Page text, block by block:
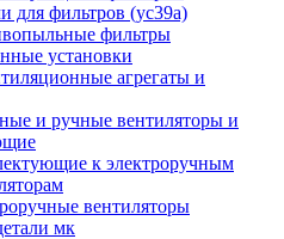
для фильтров (ус39а)
фильтры
установки
агрегаты и
и ручные вентиляторы и
к электроручным
вентиляторы
мк